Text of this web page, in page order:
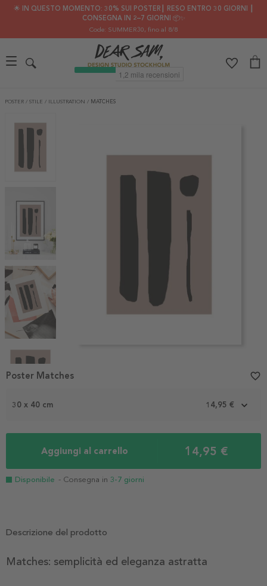
🌟 IN QUESTO MOMENTO: 30% SUI POSTER┃ RESO ENTRO 30 GIORNI ┃
CONSEGNA IN 2–7 GIORNI 📦✨
Code: SUMMER30, fino al 8/8
POSTER / STILE / ILLUSTRATION / MATCHES
1
30 x 40 cm 14,95 €
Aggiungi al carrello 14,95 €
Disponibile - Consegna in 3-7 giorni
Poster Matches favorite_border
Descrizione del prodotto
Matches: semplicità ed eleganza astratta